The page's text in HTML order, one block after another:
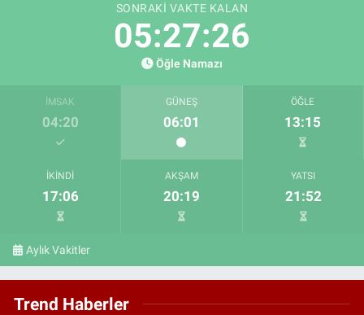
SONRAKI VAKTE KALAN
05:27:25
Öğle Namazı
İMSAK
04:20
GÜNEŞ
06:01
ÖĞLE
13:15
İKINDI
17:06
AKŞAM
20:19
YATSI
21:52
Aylık Vakitler
Trend Haberler